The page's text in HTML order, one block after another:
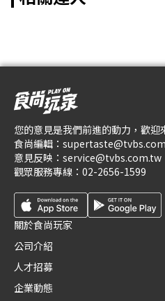
您的意見是我們前進的動力，歡迎
食尚編輯：
意見反映： service@tvbs.com.tw
觀眾服務專線： 02-2656-1599
關於食尚玩家
公司介紹
人才招募
企業動態